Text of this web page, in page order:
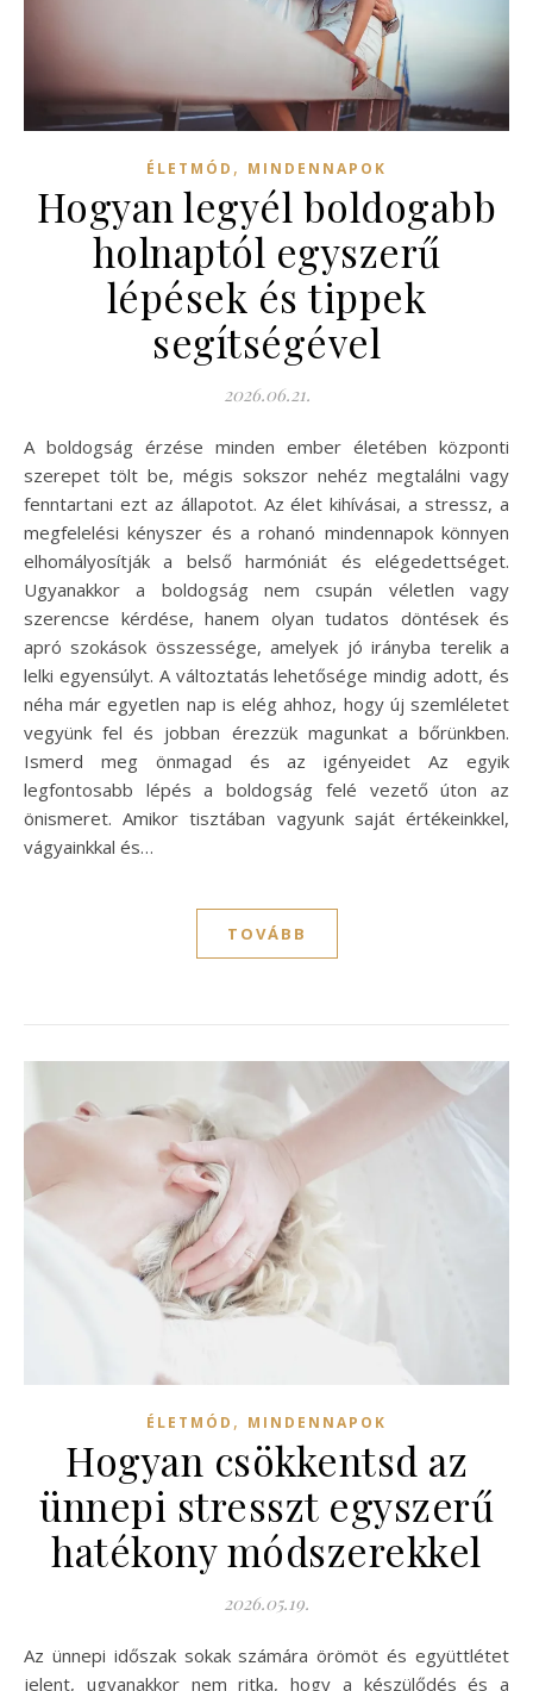
ÉLETMÓD , MINDENNAPOK
Hogyan legyél boldogabb
holnaptól egyszerű
lépések és tippek
segítségével
2026.06.21.
A boldogság érzése minden ember életében központi
szerepet tölt be, mégis sokszor nehéz megtalálni vagy
fenntartani ezt az állapotot. Az élet kihívásai, a stressz, a
megfelelési kényszer és a rohanó mindennapok könnyen
elhomályosítják a belső harmóniát és elégedettséget.
Ugyanakkor a boldogság nem csupán véletlen vagy
szerencse kérdése, hanem olyan tudatos döntések és
apró szokások összessége, amelyek jó irányba terelik a
lelki egyensúlyt. A változtatás lehetősége mindig adott, és
néha már egyetlen nap is elég ahhoz, hogy új szemléletet
vegyünk fel és jobban érezzük magunkat a bőrünkben.
Ismerd meg önmagad és az igényeidet Az egyik
legfontosabb lépés a boldogság felé vezető úton az
önismeret. Amikor tisztában vagyunk saját értékeinkkel,
vágyainkkal és…
TOVÁBB
ÉLETMÓD , MINDENNAPOK
Hogyan csökkentsd az
ünnepi stresszt egyszerű
hatékony módszerekkel
2026.05.19.
Az ünnepi időszak sokak számára örömöt és együttlétet
jelent, ugyanakkor nem ritka, hogy a készülődés és a